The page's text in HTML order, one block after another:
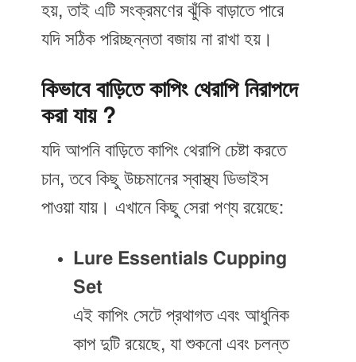
হয়, তাই এটি সংক্রমণের ঝুঁকি বাড়াতে পারে
যদি সঠিক পরিচ্ছন্নতা বজায় না রাখা হয়।
কিভাবে বাড়িতে কাপিং থেরাপি নিরাপদে
করা যায় ?
যদি আপনি বাড়িতে কাপিং থেরাপি চেষ্টা করতে
চান, তবে কিছু উচ্চমানের স্বাস্থ্য ডিভাইস
পাওয়া যায়। এখানে কিছু সেরা পণ্য রয়েছে:
Lure Essentials Cupping
Set
এই কাপিং সেটে প্রথাগত এবং আধুনিক
কাপ দুটি রয়েছে, যা শুকনো এবং চলন্ত